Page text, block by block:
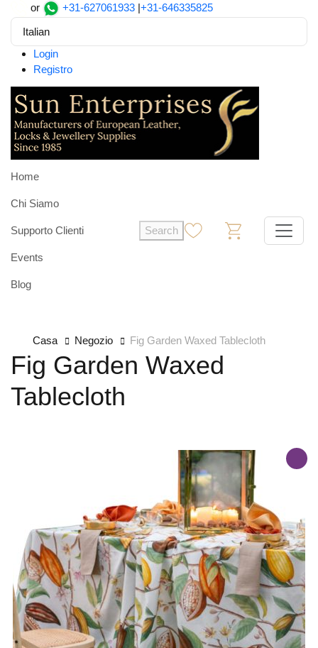
or +31-627061933 |+31-646335825
Italian
Login
Registro
Home
Chi Siamo
Supporto Clienti
Events
Blog
Search
Casa Negozio Fig Garden Waxed Tablecloth
Fig Garden Waxed
Tablecloth